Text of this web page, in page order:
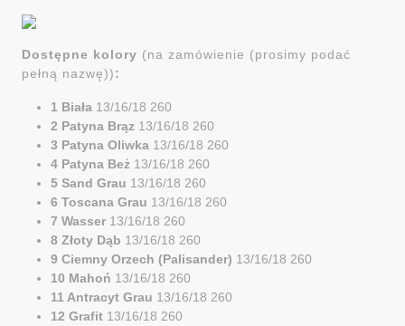
Dostępne kolory (na zamówienie (prosimy podać
pełną nazwę)):
1 Biała 13/16/18 260
2 Patyna Brąz 13/16/18 260
3 Patyna Oliwka 13/16/18 260
4 Patyna Beż 13/16/18 260
5 Sand Grau 13/16/18 260
6 Toscana Grau 13/16/18 260
7 Wasser 13/16/18 260
8 Złoty Dąb 13/16/18 260
9 Ciemny Orzech (Palisander) 13/16/18 260
10 Mahoń 13/16/18 260
11 Antracyt Grau 13/16/18 260
12 Grafit 13/16/18 260